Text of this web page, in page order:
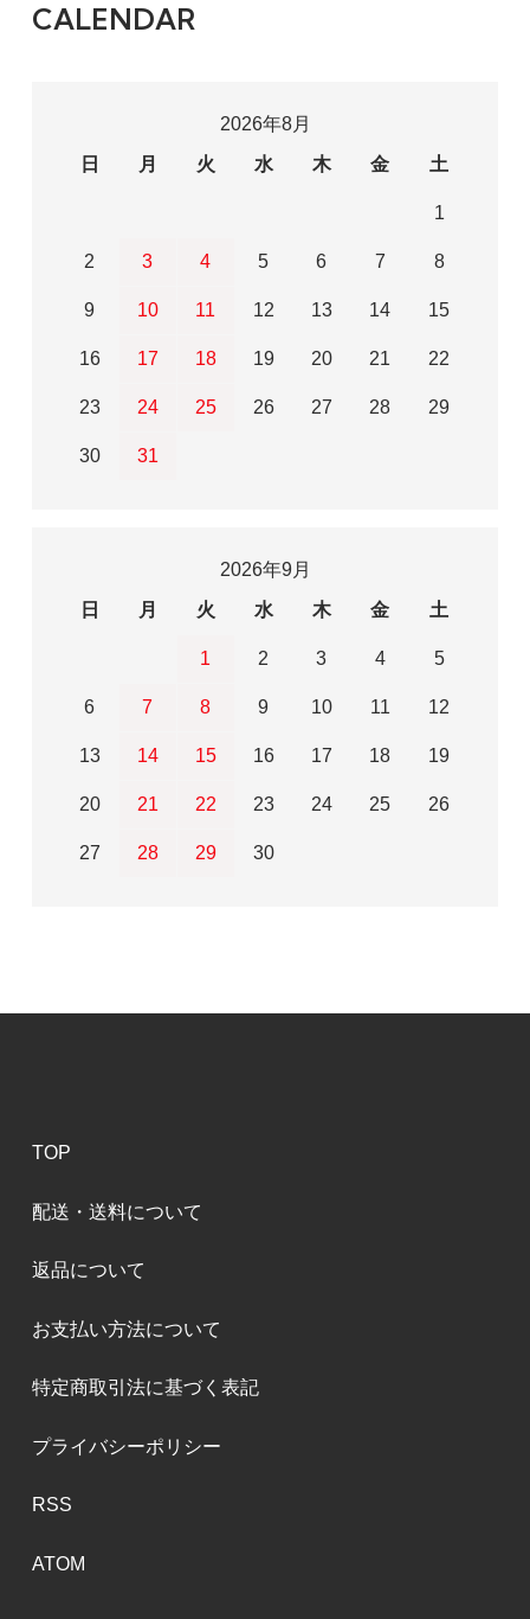
CALENDAR
2026年8月
日
月 火 水 木 金 土
1
2 3 4 5 6 7 8
9 10 11 12 13 14 15
16 17 18 19 20 21 22
23 24 25 26 27 28 29
30 31
2026年9月
日
月 火 水 木 金 土
1 2 3 4 5
6 7 8 9 10 11 12
13 14 15 16 17 18 19
20 21 22 23 24 25 26
27 28 29 30
TOP
配送・送料について
返品について
お支払い方法について
特定商取引法に基づく表記
プライバシーポリシー
RSS
ATOM